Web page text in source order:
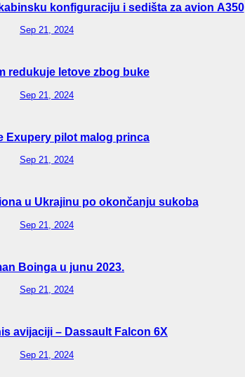
konfiguraciju i sedišta za avion A350
Sep 21, 2024
redukuje letove zbog buke
Sep 21, 2024
Exupery pilot malog princa
Sep 21, 2024
u Ukrajinu po okončanju sukoba
Sep 21, 2024
Boinga u junu 2023.
Sep 21, 2024
avijaciji – Dassault Falcon 6X
Sep 21, 2024